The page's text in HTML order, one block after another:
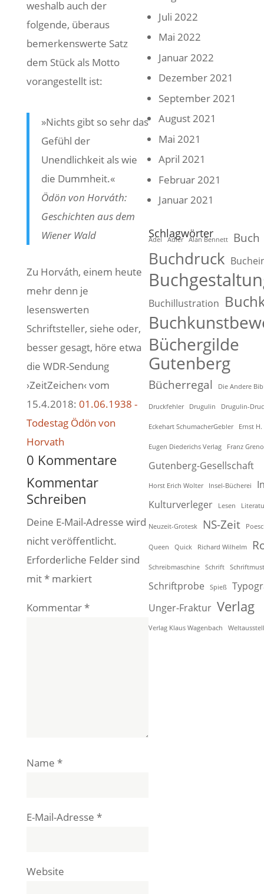
weshalb auch der
folgende, überaus
bemerkenswerte Satz
dem Stück als Motto
vorangestellt ist:
»Nichts gibt so sehr das
Gefühl der
Unendlichkeit als wie
die Dummheit.«
Ödön von Horváth:
Geschichten aus dem
Wiener Wald
Zu Horváth, einem heute
mehr denn je
lesenswerten
Schriftsteller, siehe oder,
besser gesagt, höre etwa
die WDR-Sendung
›ZeitZeichen‹ vom
15.4.2018: 01.06.1938 -
Todestag Ödön von
Horvath
0 Kommentare
Kommentar
Schreiben
Deine E-Mail-Adresse wird
nicht veröffentlicht.
Erforderliche Felder sind
mit*markiert
Kommentar*
Name *
E-Mail-Adresse *
Website
Juli 2022
Mai 2022
Januar 2022
Dezember 2021
September 2021
August 2021
Mai 2021
April 2021
Februar 2021
Januar 2021
Schlagwörter
Adel Adler Alan Bennett Buch
Buchdruck
Buchillustration
Büchergilde
Gutenberg
Bücherregal Die Andere
Druckfehler Drugulin Drugulin-
Eckehart SchumacherGebler Ernst
Eugen Diederichs Verlag Franz Greno
Gutenberg-Gesellschaft
Horst Erich Wolter Insel-Bücherei
Kulturverleger
Lesen
Neuzeit-Grotesk NS-Zeit
Queen Quick Richard Wilhelm
Schreibmaschine Schrift
Schriftprobe Spieß
Unger-Fraktur Verlag
Verlag Klaus Wagenbach